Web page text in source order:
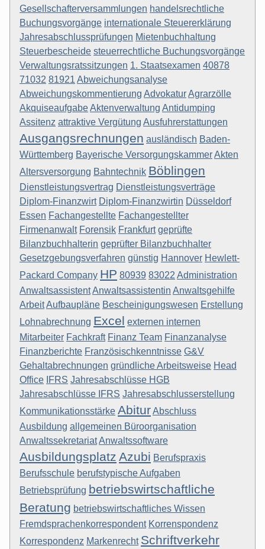
Gesellschafterversammlungen handelsrechtliche
Buchungsvorgänge internationale Steuererklärung
Jahresabschlussprüfungen Mietenbuchhaltung
Steuerbescheide steuerrechtliche Buchungsvorgänge
Verwaltungsratssitzungen 1. Staatsexamen 40878
71032 81921 Abweichungsanalyse
Abweichungskommentierung AdvokaturAgrarzölle
AkquiseaufgabeAktenverwaltung Antidumping
Assitenz attraktive Vergütung Ausfuhrerstattungen
Ausgangsrechnungen ausländisch Baden-
Württemberg Bayerische VersorgungskammerAkten
Altersversorgung Bahntechnik Böblingen
Dienstleistungsvertrag Dienstleistungsverträge
Diplom-Finanzwirt Diplom-Finanzwirtin Düsseldorf
Essen Fachangestellte Fachangestellter
Firmenanwalt Forensik Frankfurt geprüfte
Bilanzbuchhalterin geprüfter Bilanzbuchhalter
Gesetzgebungsverfahren günstig Hannover Hewlett-
Packard Company HP 80939 83022 Administration
AnwaltsassistentAnwaltsassistentin Anwaltsgehilfe
ArbeitAufbaupläne Bescheinigungswesen Erstellung
Lohnabrechnung Excel externen internen
Mitarbeiter Fachkraft Finanz Team Finanzanalyse
Finanzberichte Französischkenntnisse G&V
Gehaltabrechnungen gründliche Arbeitsweise Head
Office IFRS Jahresabschlüsse HGB
Jahresabschlüsse IFRS Jahresabschlusserstellung
Kommunikationsstärke AbiturAbschluss
Ausbildung allgemeinen Büroorganisation
AnwaltssekretariatAnwaltssoftware
Ausbildungsplatz Azubi Berufspraxis
Berufsschule berufstypische Aufgaben
Betriebsprüfung betriebswirtschaftliche
Beratung betriebswirtschaftliches Wissen
Fremdsprachenkorrespondent Korrenspondenz
Korrespondenz Markenrecht Schriftverkehr